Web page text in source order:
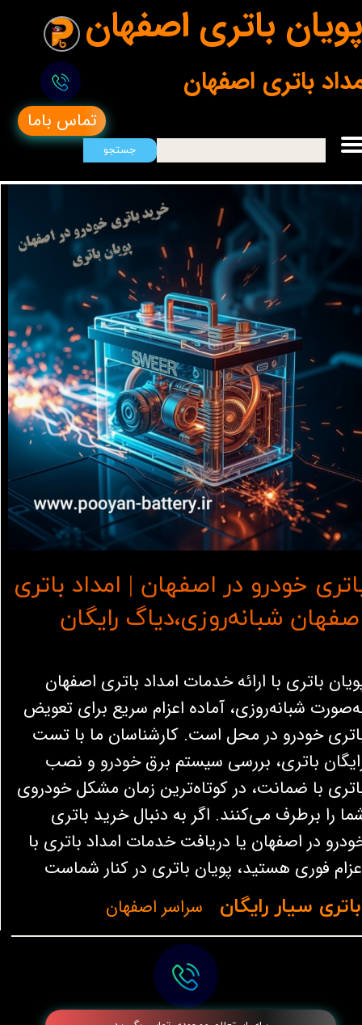
پویان باتری اصفهان
تماس باما
جستجو
باتری اصفهان
سیار رایگان سراسر اصفهان
خودرو در اصفهان | امداد باتری
شبانه‌روزی،دیاگ رایگان
باتری با ارائه خدمات امداد باتری اصفهان
شبانه‌روزی، آماده اعزام سریع برای تعویض
خودرو در محل است. کارشناسان ما با تست
باتری، بررسی سیستم برق خودرو و نصب
با ضمانت، در کوتاه‌ترین زمان مشکل خودروی
را برطرف می‌کنند. اگر به دنبال خرید باتری
در اصفهان یا دریافت خدمات امداد باتری با
فوری هستید، پویان باتری در کنار شماست